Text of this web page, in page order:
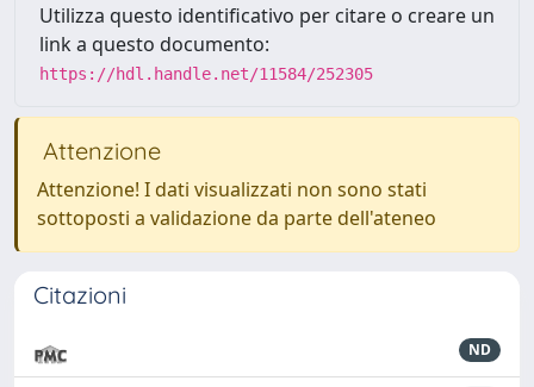
Utilizza questo identificativo per citare o creare un
link a questo documento:
https://hdl.handle.net/11584/252305
Attenzione
Attenzione! I dati visualizzati non sono stati
sottoposti a validazione da parte dell'ateneo
Citazioni
ND